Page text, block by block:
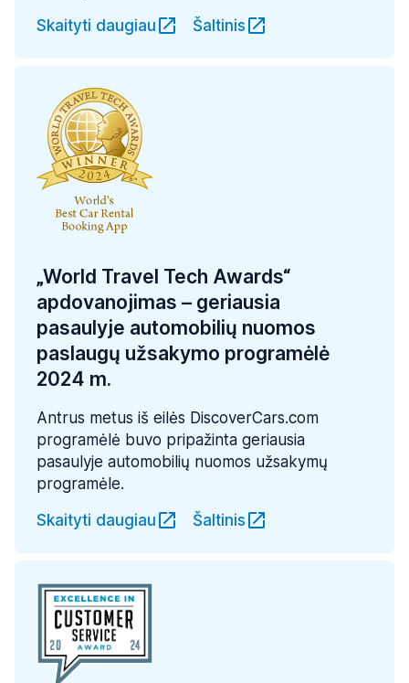
Skaityti daugiau
Šaltinis
„World Travel Tech Awards“
apdovanojimas – geriausia
pasaulyje automobilių nuomos
paslaugų užsakymo programėlė
2024 m.
Antrus metus iš eilės DiscoverCars.com
programėlė buvo pripažinta geriausia
pasaulyje automobilių nuomos užsakymų
programėle.
Skaityti daugiau
Šaltinis